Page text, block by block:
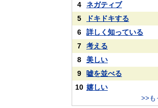
4
ネガティブ
5
ドキドキする
6
詳しく知っている
7
考える
8
美しい
9
嘘を並べる
10 嬉しい
>>も